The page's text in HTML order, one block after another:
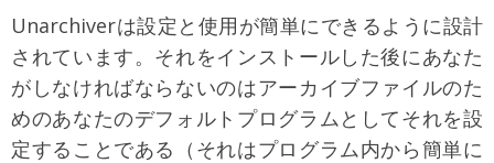
Unarchiverは設定と使用が簡単にできるように設計
されています。それをインストールした後にあなた
がしなければならないのはアーカイブファイルのた
めのあなたのデフォルトプログラムとしてそれを設
定することである（それはプログラム内から簡単に